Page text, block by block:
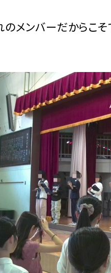
のメンバーだからこ